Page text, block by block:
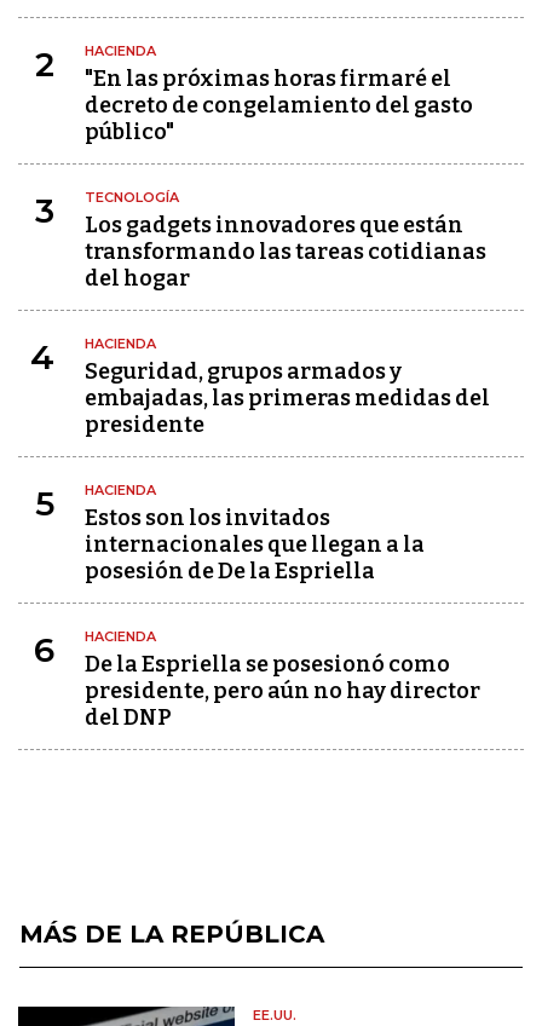
2 HACIENDA
"En las próximas horas firmaré el
decreto de congelamiento del gasto
público"
3 TECNOLOGÍA
Los gadgets innovadores que están
transformando las tareas cotidianas
del hogar
4 HACIENDA
Seguridad, grupos armados y
embajadas, las primeras medidas del
presidente
5 HACIENDA
Estos son los invitados
internacionales que llegan a la
posesión de De la Espriella
6 HACIENDA
De la Espriella se posesionó como
presidente, pero aún no hay director
del DNP
MÁS DE LA REPÚBLICA
EE.UU.